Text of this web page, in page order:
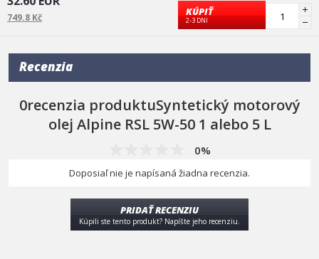
749.8 Kč KÚPIŤ
2-3 DNI
Recenzia
0recenzia produktuSyntetický motorový
olej Alpine RSL 5W-50 1 alebo 5 L
0%
Doposiaľ nie je napísaná žiadna recenzia.
PRIDAŤ RECENZIU
Kúpili ste tento produkt? Napíšte jeho recenziu.